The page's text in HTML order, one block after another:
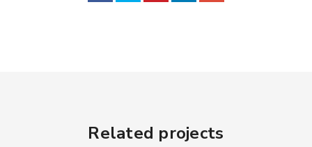
Related projects